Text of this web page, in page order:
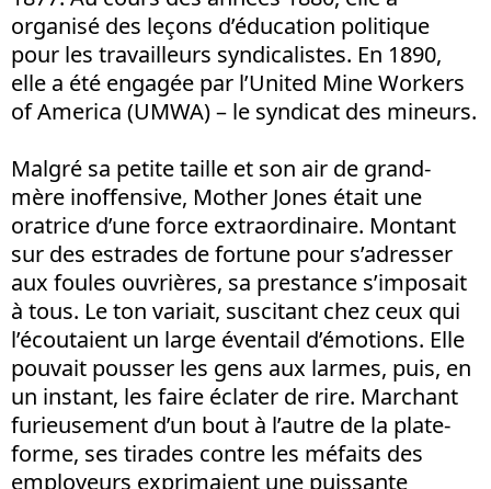
organisé des leçons d’éducation politique
pour les travailleurs syndicalistes. En 1890,
elle a été engagée par l’United Mine Workers
of America (UMWA) – le syndicat des mineurs.
Malgré sa petite taille et son air de grand-
mère inoffensive, Mother Jones était une
oratrice d’une force extraordinaire. Montant
sur des estrades de fortune pour s’adresser
aux foules ouvrières, sa prestance s’imposait
à tous. Le ton variait, suscitant chez ceux qui
l’écoutaient un large éventail d’émotions. Elle
pouvait pousser les gens aux larmes, puis, en
un instant, les faire éclater de rire. Marchant
furieusement d’un bout à l’autre de la plate-
forme, ses tirades contre les méfaits des
employeurs exprimaient une puissante